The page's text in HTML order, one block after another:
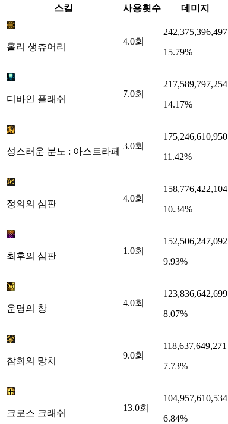
스킬 사용횟수 데미지
홀리 생츄어리
4.0회
242,375,396,497
15.79%
디바인 플래쉬
7.0회
217,589,797,254
14.17%
성스러운 분노 : 아스트라페
3.0회
175,246,610,950
11.42%
정의의 심판
4.0회
158,776,422,104
10.34%
최후의 심판
1.0회
152,506,247,092
9.93%
운명의 창
4.0회
123,836,642,699
8.07%
참회의 망치
9.0회
118,637,649,271
7.73%
크로스 크래쉬
13.0회
104,957,610,534
6.84%